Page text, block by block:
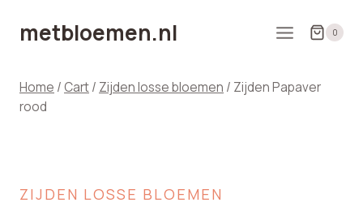
naarmetbloemen.nl 0
Home / Cart/ Zijden losse bloemen / Zijden Papaver
rood
ZIJDEN LOSSE BLOEMEN